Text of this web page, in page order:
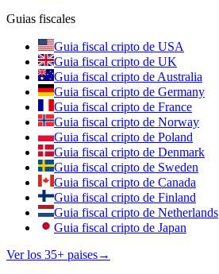
Guias fiscales
Guia fiscal cripto de USA
Guia fiscal cripto de UK
Guia fiscal cripto de Australia
Guia fiscal cripto de Germany
Guia fiscal cripto de France
Guia fiscal cripto de Norway
Guia fiscal cripto de Poland
Guia fiscal cripto de Denmark
Guia fiscal cripto de Sweden
Guia fiscal cripto de Canada
Guia fiscal cripto de Finland
Guia fiscal cripto de Netherlands
Guia fiscal cripto de Japan
Ver los 35+ paises→